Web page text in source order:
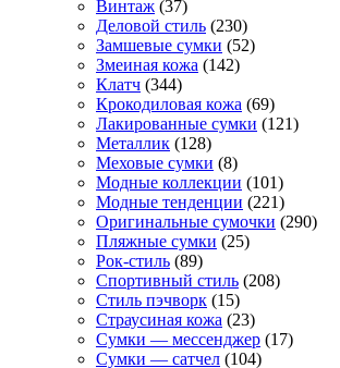
Винтаж (37)
Деловой стиль (230)
Замшевые сумки (52)
Змеиная кожа (142)
Клатч (344)
Крокодиловая кожа (69)
Лакированные сумки (121)
Металлик (128)
Меховые сумки (8)
Модные коллекции (101)
Модные тенденции (221)
Оригинальные сумочки (290)
Пляжные сумки (25)
Рок-стиль (89)
Спортивный стиль (208)
Стиль пэчворк (15)
Страусиная кожа (23)
Сумки — мессенджер (17)
Сумки — сатчел (104)